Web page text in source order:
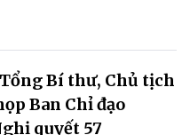
Bí thư, Chủ tịch
Ban Chỉ đạo
quyết 57